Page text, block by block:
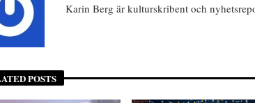
Karin Berg är kulturskribent och
POSTS